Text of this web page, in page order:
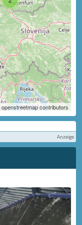
contributors
Anzeige